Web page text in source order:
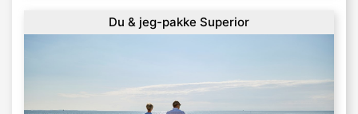
Du & jeg-pakke Superior